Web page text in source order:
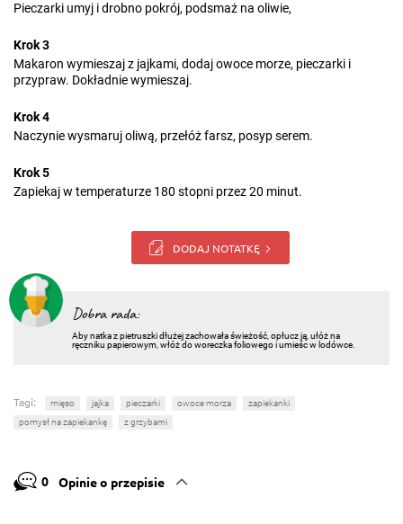
Pieczarki umyj i drobno pokrój, podsmaż na oliwie,
Krok 3
Makaron wymieszaj z jajkami, dodaj owoce morze, pieczarki i
przypraw. Dokładnie wymieszaj.
Krok 4
Naczynie wysmaruj oliwą, przełóż farsz, posyp serem.
Krok 5
Zapiekaj w temperaturze 180 stopni przez 20 minut.
DODAJ NOTATKĘ
Dobra rada:
Aby natka z pietruszki dłużej zachowała świeżość, opłucz ją, ułóż na
ręczniku papierowym, włóż do woreczka foliowego i umieśc w lodówce.
Tagi: mięso jajka pieczarki owoce morza
zapiekanki
pomysł na zapiekankę
z grzybami
0 Opinie o przepisie